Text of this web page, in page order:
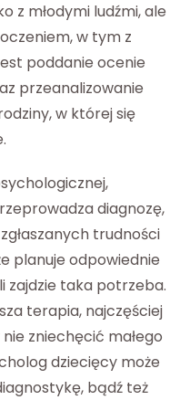
z młodymi ludźmi, ale
w tym z
poddanie ocenie
przeanalizowanie
w której się
diagnozę,
trudności
planuje odpowiednie
zajdzie taka potrzeba.
terapia, najczęściej
zniechęcić małego
dziecięcy może
bądź też